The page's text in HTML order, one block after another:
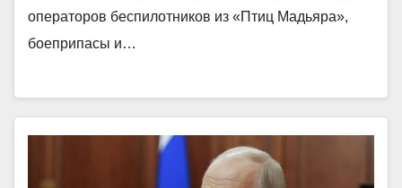
операторов беспилотников из «Птиц Мадьяра»,
боеприпасы и…